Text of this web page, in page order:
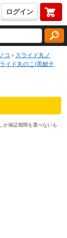
ログイン
コ › スライド丸ノ
イド丸のこ(黒鯱チ
か保証期間を選べないも